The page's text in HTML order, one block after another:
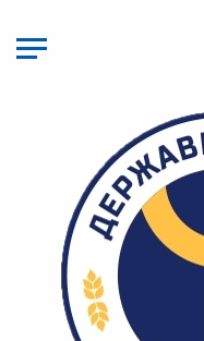
основного
матеріалу